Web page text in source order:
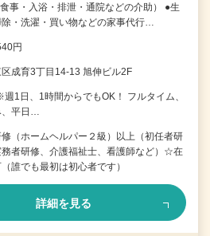
事・入浴・排泄・通院などの介助） ●生
・洗濯・買い物などの家事代行…
円
成育3丁目14-13 旭伸ビル2F
1日、1時間からでもOK！ フルタイム、
、平日…
（ホームヘルパー２級）以上（初任者研
者研修、介護福祉士、看護師など）☆在
誰でも最初は初心者です）
詳細を見る